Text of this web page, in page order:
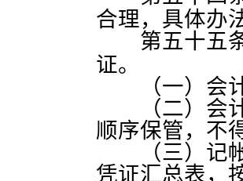
合理，具体办
第五十五
证。
（一）会计
（二）会计
顺序保管，不
（三）记帐
凭证汇总表，